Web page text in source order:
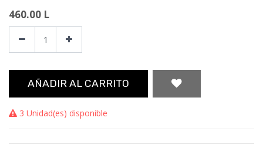
460.00 L
AÑADIR AL CARRITO
3 Unidad(es) disponible